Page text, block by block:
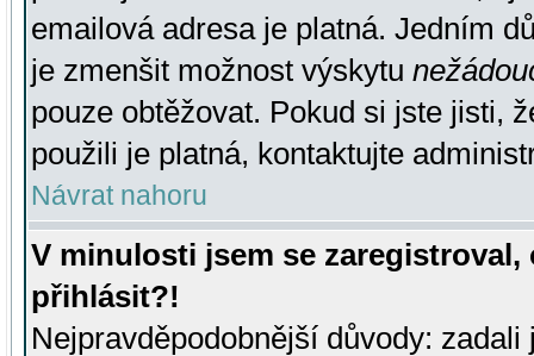
emailová adresa je platná. Jedním
je zmenšit možnost výskytu
pouze obtěžovat. Pokud si jste jisti,
použili je platná, kontaktujte
Návrat nahoru
V minulosti jsem se
přihlásit?!
Nejpravděpodobnější důvody: